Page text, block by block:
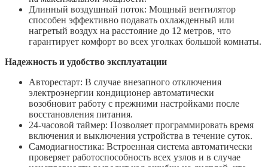
Длинный воздушный поток: Мощный вентилятор
способен эффективно подавать охлажденный или
нагретый воздух на расстояние до 12 метров, что
гарантирует комфорт во всех уголках большой комнаты.
Надежность и удобство эксплуатации
Авторестарт: В случае внезапного отключения
электроэнергии кондиционер автоматически
возобновит работу с прежними настройками после
восстановления питания.
24-часовой таймер: Позволяет программировать время
включения и выключения устройства в течение суток.
Самодиагностика: Встроенная система автоматически
проверяет работоспособность всех узлов и в случае